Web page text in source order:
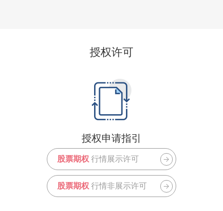
授权许可
授权申请指引
股票期权 行情展示许可
股票期权 行情非展示许可